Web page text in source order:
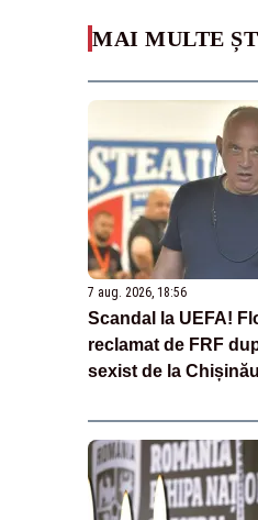
MAI MULTE
7 aug. 2026, 18:56
Scandal la UEFA!
reclamat de FRF
sexist de la Chișinău